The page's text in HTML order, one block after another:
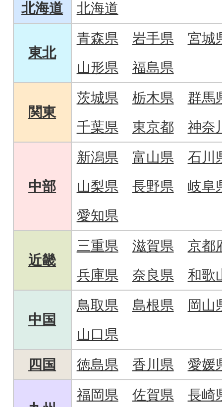
北海道 北海道
東北
青森県 岩手県
宮城
山形県
福島県
関東
茨城県 栃木県
群馬
千葉県
東京都 神奈
中部
新潟県 富山県
石川
山梨県
長野県
岐阜
愛知県
近畿
三重県 滋賀県
京都
兵庫県
奈良県 和歌
中国
鳥取県 島根県
岡山
山口県
四国
徳島県 香川県 愛媛
福岡県 佐賀県
長崎